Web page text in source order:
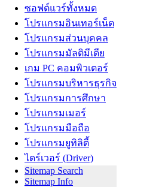
ซอฟต์แวร์ทั้งหมด
โปรแกรมอินเทอร์เน็ต
โปรแกรมส่วนบุคคล
โปรแกรมมัลติมีเดีย
เกม PC คอมพิวเตอร์
โปรแกรมบริหารธุรกิจ
โปรแกรมการศึกษา
โปรแกรมเมอร์
โปรแกรมมือถือ
โปรแกรมยูทิลิตี้
ไดร์เวอร์ (Driver)
Sitemap Search
Sitemap Info